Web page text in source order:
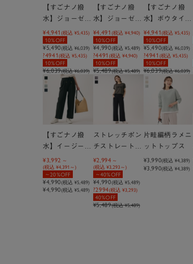
【すごナノ撥
水】ジョーゼッ
トポンチペプラ
ムジレ
¥4,941 (税込 ¥5,435)
10%OFF
¥5,490(税込 ¥6,039)
?4941(税込 ¥5,435)
10%OFF
¥6,039(税込 ¥6,039)
【すごナノ撥
水】ジョーゼッ
トポンチジャケ
ットカーデ
¥4,491 (税込 ¥4,940)
10%OFF
¥4,990(税込 ¥5,489)
?4491 (税込 ¥4,940)
10%OFF
¥5,489(税込 ¥5,489)
【すごナノ撥
水】ボウタイ付
3WAYフリルブ
ラウス
¥4,941(税込¥5,435)
10%OFF
¥5,490(税込¥6,039)
?4941 (税込 ¥5,435)
10%OFF
¥6,039(税込 ¥6,039)
【すごナノ撥
水】イージーワ
イドパンツ
¥3,992
(税込 ¥4,391 )
20%OFF
¥4,990(税込 ¥5,489)
¥4,990(税込 ¥5,489)
ストレッチポン
チストレートパ
ンツ
¥2,994
(税込 ¥3,293 )
40%OFF
¥4,990(税込 ¥5,489)
?2994(税込 ¥3,293)
40%OFF
¥5,489(税込 ¥5,489)
片畦編柄ラメニ
ットトップス
¥3,990(税込¥4,389)
¥3,990(税込 ¥4,389)